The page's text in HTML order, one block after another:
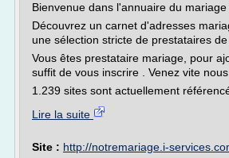
Bienvenue dans l'annuaire du mariage
Découvrez un carnet d'adresses
une sélection stricte de prestataires
Vous êtes prestataire mariage, pour
suffit de vous inscrire . Venez vite
1.239 sites sont actuellement
Lire la suite
Site : http://notremariage.i-